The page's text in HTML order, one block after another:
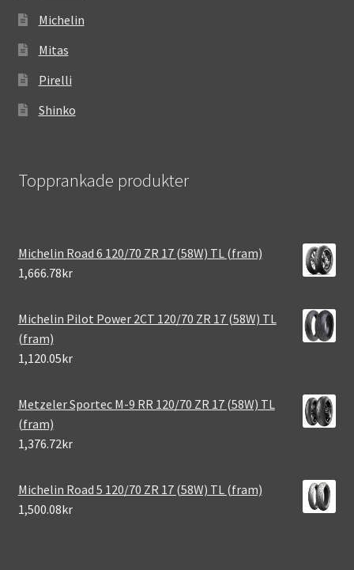
Michelin
Mitas
Pirelli
Shinko
Topprankade produkter
Michelin Road 6 120/70 ZR 17 (58W) TL (fram)
1,666.78kr
Michelin Pilot Power 2CT 120/70 ZR 17 (58W) TL
(fram)
1,120.05kr
Metzeler Sportec M-9 RR 120/70 ZR 17 (58W) TL
(fram)
1,376.72kr
Michelin Road 5 120/70 ZR 17 (58W) TL (fram)
1,500.08kr